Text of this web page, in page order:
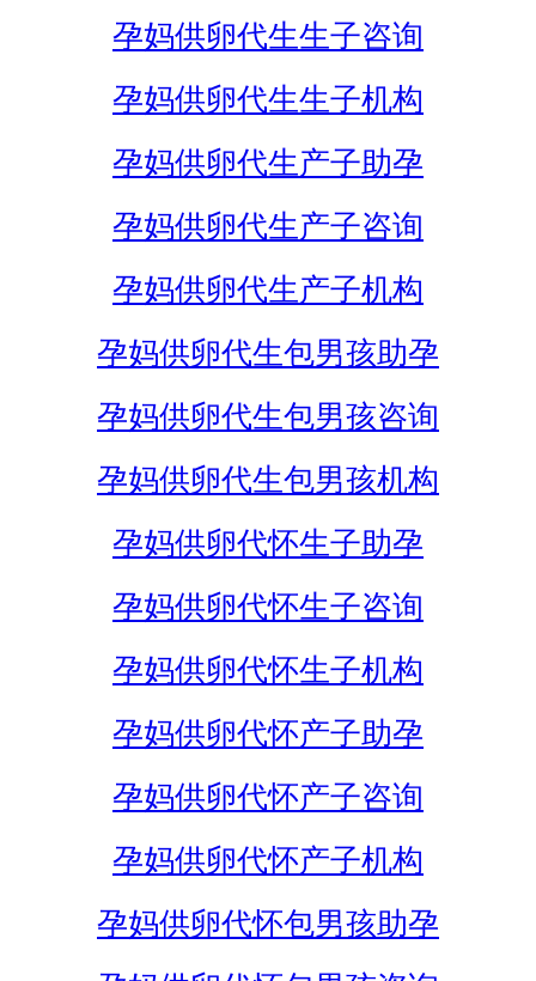
孕妈供卵代生生子咨询
孕妈供卵代生生子机构
孕妈供卵代生产子助孕
孕妈供卵代生产子咨询
孕妈供卵代生产子机构
孕妈供卵代生包男孩助孕
孕妈供卵代生包男孩咨询
孕妈供卵代生包男孩机构
孕妈供卵代怀生子助孕
孕妈供卵代怀生子咨询
孕妈供卵代怀生子机构
孕妈供卵代怀产子助孕
孕妈供卵代怀产子咨询
孕妈供卵代怀产子机构
孕妈供卵代怀包男孩助孕